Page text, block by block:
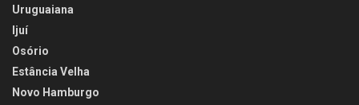
Uruguaiana
Ijuí
Osório
Estância Velha
Novo Hamburgo